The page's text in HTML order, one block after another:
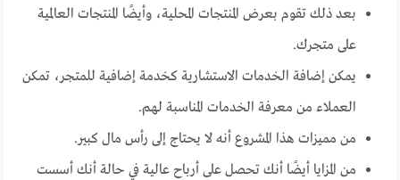
بعد ذلك تقوم بعرض المنتجات المحلية، وأيضًا المنتجات العالمية
على متجرك.
يمكن إضافة الخدمات الاستشارية كخدمة إضافية للمتجر، تمكن
العملاء من معرفة الخدمات المناسبة لهم.
من مميزات هذا المشروع أنه لا يحتاج إلى رأس مال كبير.
من المزايا أيضًا أنك تحصل على أرباح عالية في حالة أنك أسست